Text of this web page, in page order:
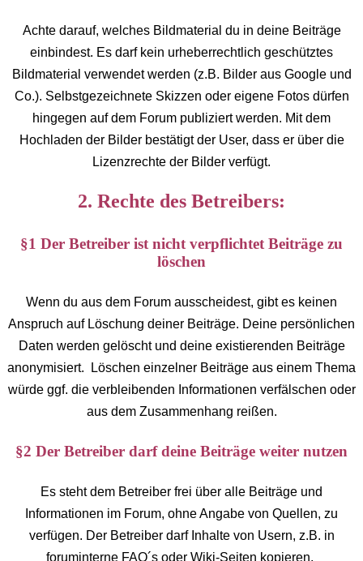
Achte darauf, welches Bildmaterial du in deine Beiträge
einbindest. Es darf kein urheberrechtlich geschütztes
Bildmaterial verwendet werden (z.B. Bilder aus Google und
Co.). Selbstgezeichnete Skizzen oder eigene Fotos dürfen
hingegen auf dem Forum publiziert werden. Mit dem
Hochladen der Bilder bestätigt der User, dass er über die
Lizenzrechte der Bilder verfügt.
2. Rechte des Betreibers:
§1 Der Betreiber ist nicht verpflichtet Beiträge zu
löschen
Wenn du aus dem Forum ausscheidest, gibt es keinen
Anspruch auf Löschung deiner Beiträge. Deine persönlichen
Daten werden gelöscht und deine existierenden Beiträge
anonymisiert. Löschen einzelner Beiträge aus einem Thema
würde ggf. die verbleibenden Informationen verfälschen oder
aus dem Zusammenhang reißen.
§2 Der Betreiber darf deine Beiträge weiter nutzen
Es steht dem Betreiber frei über alle Beiträge und
Informationen im Forum, ohne Angabe von Quellen, zu
verfügen. Der Betreiber darf Inhalte von Usern, z.B. in
foruminterne FAQ´s oder Wiki-Seiten kopieren.